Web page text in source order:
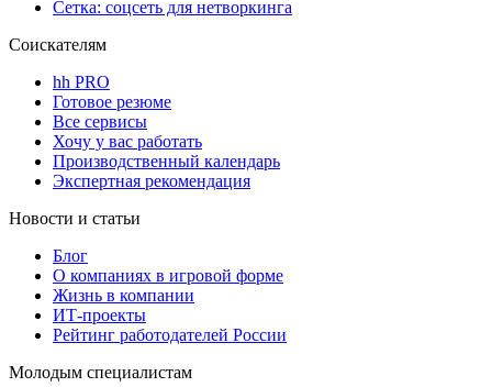
Сетка: соцсеть для нетворкинга
Соискателям
hh PRO
Готовое резюме
Все сервисы
Хочу у вас работать
Производственный календарь
Экспертная рекомендация
Новости и статьи
Блог
О компаниях в игровой форме
Жизнь в компании
ИТ-проекты
Рейтинг работодателей России
Молодым специалистам